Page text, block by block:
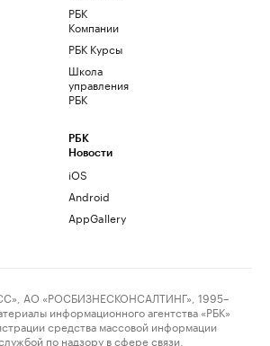
РБК
Компании
РБК Курсы
Школа
управления
РБК
РБК
Новости
iOS
Android
AppGallery
АО «РОСБИЗНЕСКОНСАЛТИНГ», 1995–
информационного агентства «РБК»
средства массовой информации
по надзору в сфере связи,